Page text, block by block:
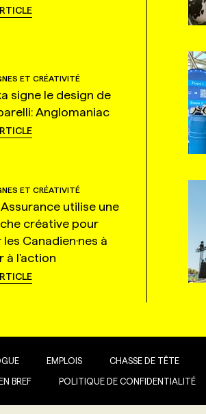
ET CRÉATIVITÉ
signe le design de
Anglomaniac
ET CRÉATIVITÉ
utilise une
créative pour
Canadien·nes à
à l'action
EMPLOIS CHASSE DE TÊTE
BREF POLITIQUE DE CONFIDENTIALITÉ